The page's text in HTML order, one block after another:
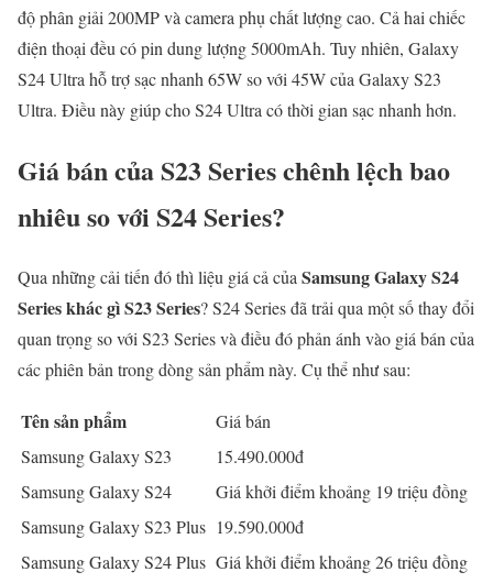
độ phân giải 200MP và camera phụ chất lượng cao. Cả hai chiếc
điện thoại đều có pin dung lượng 5000mAh. Tuy nhiên, Galaxy
S24 Ultra hỗ trợ sạc nhanh 65W so với 45W của Galaxy S23
Ultra. Điều này giúp cho S24 Ultra có thời gian sạc nhanh hơn.
Giá bán của S23 Series chênh lệch bao
nhiêu so với S24 Series?
Qua những cải tiến đó thì liệu giá cả của Samsung Galaxy S24
Series khác gì S23 Series? S24 Series đã trải qua một số thay đổi
quan trọng so với S23 Series và điều đó phản ánh vào giá bán của
các phiên bản trong dòng sản phẩm này. Cụ thể như sau:
Tên sản phẩm
Giá bán
Samsung Galaxy S23
15.490.000đ
Samsung Galaxy S24
Giá khởi điểm khoảng 19 triệu đồng
Samsung Galaxy S23 Plus 19.590.000đ
Samsung Galaxy S24 Plus Giá khởi điểm khoảng 26 triệu đồng